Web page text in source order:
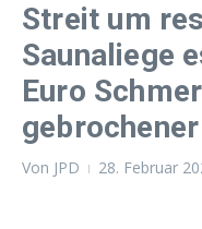
Streit um
Saunaliege
Euro
Von JPD 28. Februar